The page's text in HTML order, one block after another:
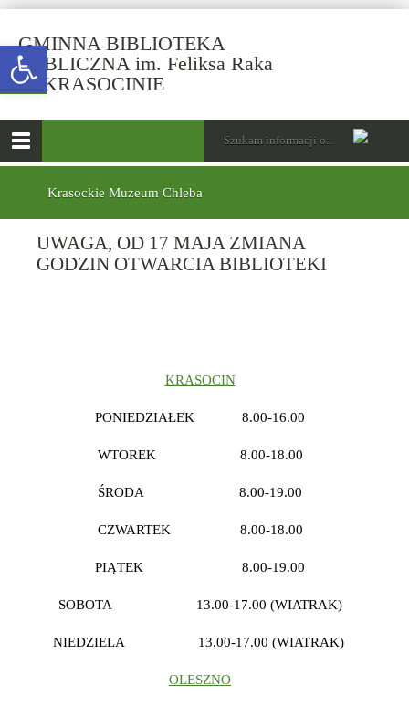
Open toolbar
GMINNA BIBLIOTEKA
PUBLICZNA im. Feliksa Raka
W KRASOCINIE-
OD
MAJA
ZMIANA
GODZIN
OTWARCIA
BIBLIOTEKI
górne
Otwórz
menu
wpisz
szukaną
Krasockie Muzeum Chleba
UWAGA, OD 17 MAJA ZMIANA
GODZIN OTWARCIA BIBLIOTEKI
KRASOCIN
PONIEDZIAŁEK 8.00-16.00
WTOREK 8.00-18.00
ŚRODA 8.00-19.00
CZWARTEK 8.00-18.00
PIĄTEK 8.00-19.00
SOBOTA 13.00-17.00 (WIATRAK)
NIEDZIELA 13.00-17.00 (WIATRAK)
OLESZNO